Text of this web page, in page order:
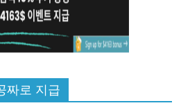
짜로 지급